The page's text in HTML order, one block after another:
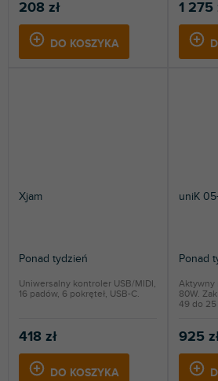
208 zł
DO KOSZYKA
1 275
Xjam
Ponad tydzień
418 zł
DO KOSZYKA
Uniwersalny kontroler USB/MIDI,
16 padów, 6 pokręteł, USB-C.
uniK
Ponad
925
Aktywny
80W.
49 do 25